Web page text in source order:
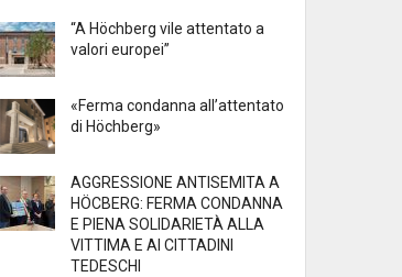
“A Höchberg vile attentato a
valori europei”
«Ferma condanna all’attentato
di Höchberg»
AGGRESSIONE ANTISEMITA A
HÖCBERG: FERMA CONDANNA
E PIENA SOLIDARIETÀ ALLA
VITTIMA E AI CITTADINI
TEDESCHI